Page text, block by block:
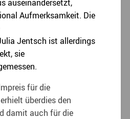
auseinandersetzt,
Aufmerksamkeit. Die
Jentsch ist allerdings
sie
für die
überdies den
damit auch für die